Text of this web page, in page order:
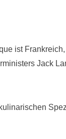
ist
Jack